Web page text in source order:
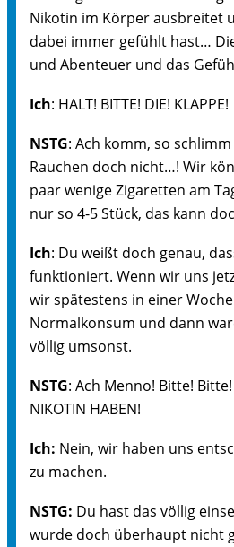
Nikotin im Körper ausbreitet
dabei immer gefühlt hast…
und Abenteuer und das
Ich: HALT! BITTE! DIE! KLAPPE!
NSTG: Ach komm, so
Rauchen doch nicht…! Wir
paar wenige Zigaretten am
nur so 4-5 Stück, das kann
Ich: Du weißt doch genau,
funktioniert. Wenn wir uns
wir spätestens in einer
Normalkonsum und dann
völlig umsonst.
NSTG: Ach Menno! Bitte! Bitte!
NIKOTIN HABEN!
Ich: Nein, wir haben uns
zu machen.
NSTG: Du hast das völlig
wurde doch überhaupt nicht